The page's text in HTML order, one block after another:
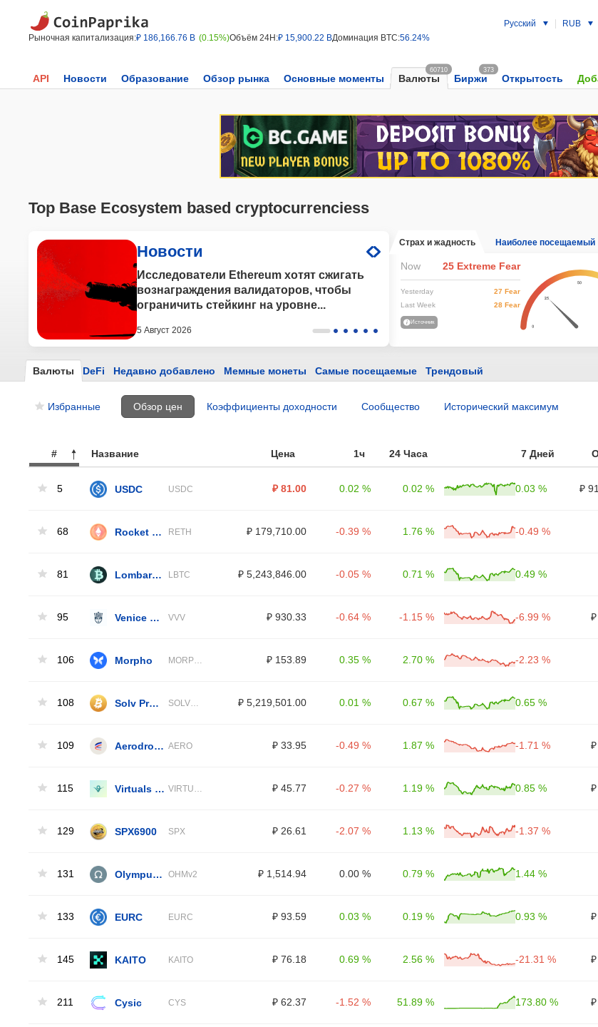
Рыночная капитализация:₽ 186,166.76 B (0.15%)Объём 24H:₽ 15,900.22 BДоминация BTC:56.24%
Русский RUB
API Новости Образование Обзор рынка Основные моменты Валюты
60710
Биржи
373
Открытость
Top Base Ecosystem based cryptocurrenciess
Новости
Исследователи Ethereum хотят сжигать
вознаграждения валидаторов, чтобы
ограничить стейкинг на уровне...
5 Август 2026
Страх и жадность Наиболее посещаемый
Now 25 Extreme Fear
Yesterday
27 Fear
Last Week
28 Fear
Источник
Валюты DeFi Недавно добавлено Мемные монеты Самые посещаемые Трендовый
Избранные Обзор цен Коэффициенты доходности Сообщество Исторический максимум
# Название Цена 1ч 24 Часа 7 Дней
5 USDC USDC ₽ 81.00 0.02 % 0.02 % 0.03 % ₽
68 RETH ₽ 179,710.00 -0.39 % 1.76 % -0.49 %
81 Lombard Staked BTC LBTC ₽ 5,243,846.00 -0.05 % 0.71 % 0.49 %
95 VVV ₽ 930.33 -0.64 % -1.15 % -6.99 %
106 Morpho ₽ 153.89 0.35 % 2.70 % -2.23 %
108 Solv Protocol solvBTC ₽ 5,219,501.00 0.01 % 0.67 % 0.65 %
109 AERO ₽ 33.95 -0.49 % 1.87 % -1.71 %
115 ₽ 45.77 -0.27 % 1.19 % 0.85 %
129 SPX6900 SPX ₽ 26.61 -2.07 % 1.13 % -1.37 %
131 OHMv2 ₽ 1,514.94 0.00 % 0.79 % 1.44 %
133 EURC EURC ₽ 93.59 0.03 % 0.19 % 0.93 %
145 KAITO KAITO ₽ 76.18 0.69 % 2.56 % -21.31 %
211 Cysic CYS ₽ 62.37 -1.52 % 51.89 % 173.80 %